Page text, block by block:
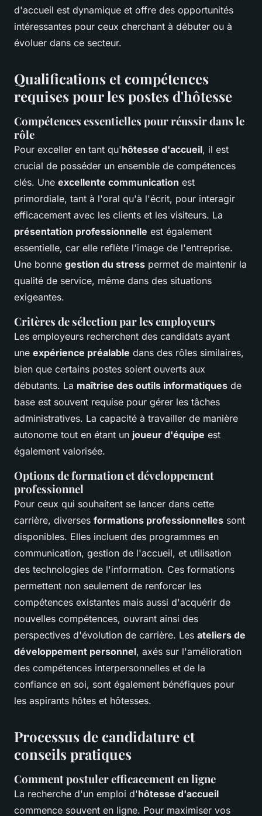
d'accueil est dynamique et offre des opportunités
intéressantes pour ceux cherchant à débuter ou à
évoluer dans ce secteur.
Qualifications et compétences
requises pour les postes d'hôtesse
Compétences essentielles pour réussir dans le
rôle
Pour exceller en tant qu'hôtesse d'accueil, il est
crucial de posséder un ensemble de compétences
clés. Une excellente communication est
primordiale, tant à l'oral qu'à l'écrit, pour interagir
efficacement avec les clients et les visiteurs. La
présentation professionnelle est également
essentielle, car elle reflète l'image de l'entreprise.
Une bonne gestion du stress permet de maintenir la
qualité de service, même dans des situations
exigeantes.
Critères de sélection par les employeurs
Les employeurs recherchent des candidats ayant
une expérience préalable dans des rôles similaires,
bien que certains postes soient ouverts aux
débutants. La maîtrise des outils informatiques de
base est souvent requise pour gérer les tâches
administratives. La capacité à travailler de manière
autonome tout en étant un joueur d'équipe est
également valorisée.
Options de formation et développement
professionnel
Pour ceux qui souhaitent se lancer dans cette
carrière, diverses formations professionnelles sont
disponibles. Elles incluent des programmes en
communication, gestion de l'accueil, et utilisation
des technologies de l'information. Ces formations
permettent non seulement de renforcer les
compétences existantes mais aussi d'acquérir de
nouvelles compétences, ouvrant ainsi des
perspectives d'évolution de carrière. Les ateliers de
développement personnel, axés sur l'amélioration
des compétences interpersonnelles et de la
confiance en soi, sont également bénéfiques pour
les aspirants hôtes et hôtesses.
Processus de candidature et
conseils pratiques
Comment postuler efficacement en ligne
La recherche d'un emploi d'hôtesse d'accueil
commence souvent en ligne. Pour maximiser vos